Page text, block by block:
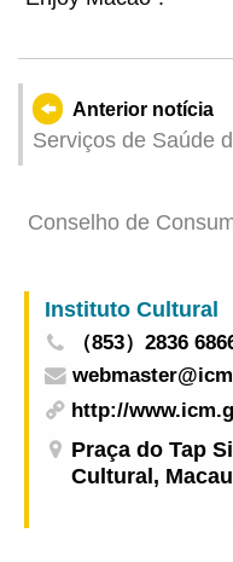
Anterior notícia
Serviços de Saúde
Conselho de
Instituto Cultural
（853）2836
http://
Praça do Tap
Cultural, Macau